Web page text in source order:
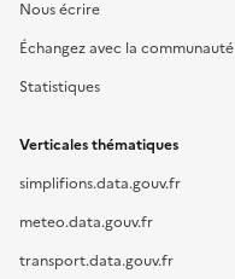
Nous écrire
Échangez avec la communauté
Statistiques
Verticales thématiques
simplifions.data.gouv.fr
meteo.data.gouv.fr
transport.data.gouv.fr